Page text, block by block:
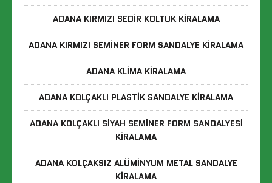
ADANA KIRMIZI SEDIR KOLTUK KIRALAMA
ADANA KIRMIZI SEMINER FORM SANDALYE KIRALAMA
ADANA KLIMA KIRALAMA
ADANA KOLÇAKLI PLASTIK SANDALYE KIRALAMA
ADANA KOLÇAKLI SIYAH SEMINER FORM SANDALYESI
KIRALAMA
ADANA KOLÇAKSIZ ALÜMINYUM METAL SANDALYE
KIRALAMA